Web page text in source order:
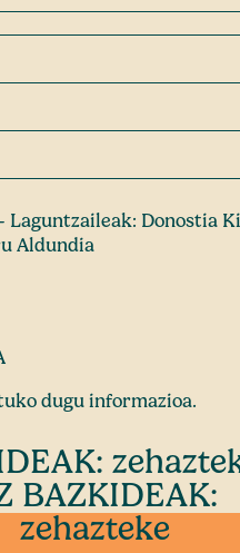
Laguntzaileak: Donostia
Aldundia
dugu informazioa.
BAZKIDEAK:
zehazteke